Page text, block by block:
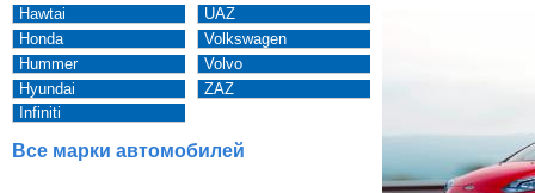
Hawtai
Honda
Hummer
Hyundai
Infiniti
UAZ
Volkswagen
Volvo
ZAZ
Все марки автомобилей